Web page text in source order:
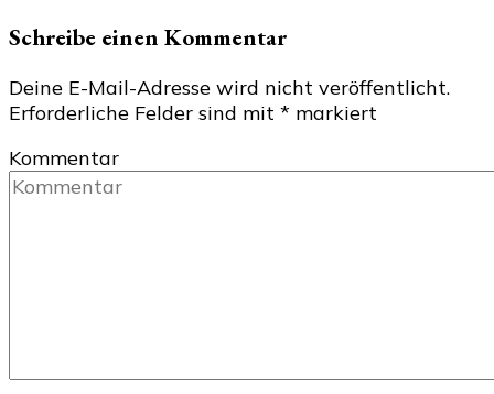
Schreibe einen Kommentar
Deine E-Mail-Adresse wird nicht veröffentlicht.
Erforderliche Felder sind mit * markiert
Kommentar